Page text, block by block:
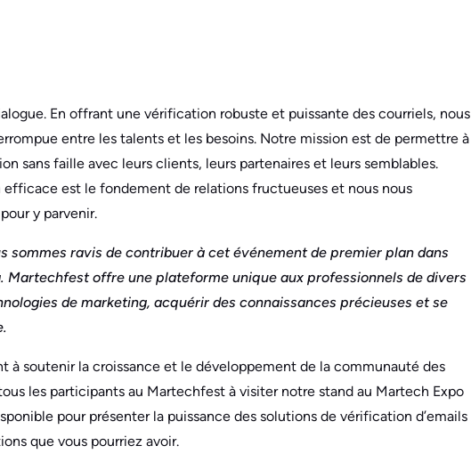
En offrant une vérification robuste et puissante des courriels, nous
entre les talents et les besoins. Notre mission est de permettre à
sans faille avec leurs clients, leurs partenaires et leurs semblables.
est le fondement de relations fructueuses et nous nous
y parvenir.
sommes ravis de contribuer à cet événement de premier plan dans
Martechfest offre une plateforme unique aux professionnels de divers
de marketing, acquérir des connaissances précieuses et se
à soutenir la croissance et le développement de la communauté des
les participants au Martechfest à visiter notre stand au Martech Expo
pour présenter la puissance des solutions de vérification d’emails
que vous pourriez avoir.